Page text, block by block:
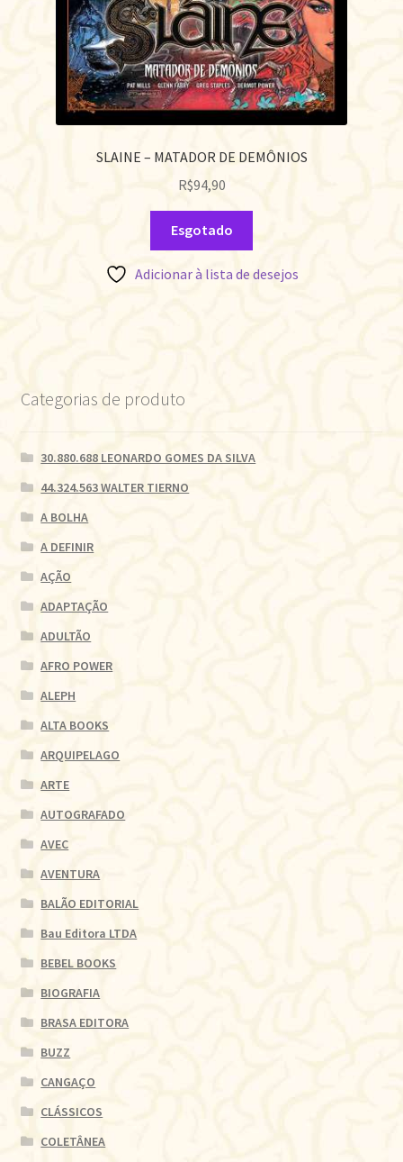
SLAINE – MATADOR DE DEMÔNIOS
R$94,90
Esgotado
Adicionar à lista de desejos
Categorias de produto
30.880.688 LEONARDO GOMES DA SILVA
44.324.563 WALTER TIERNO
A BOLHA
A DEFINIR
AÇÃO
ADAPTAÇÃO
ADULTÃO
AFRO POWER
ALEPH
ALTA BOOKS
ARQUIPELAGO
ARTE
AUTOGRAFADO
AVEC
AVENTURA
BALÃO EDITORIAL
Bau Editora LTDA
BEBEL BOOKS
BIOGRAFIA
BRASA EDITORA
BUZZ
CANGAÇO
CLÁSSICOS
COLETÂNEA